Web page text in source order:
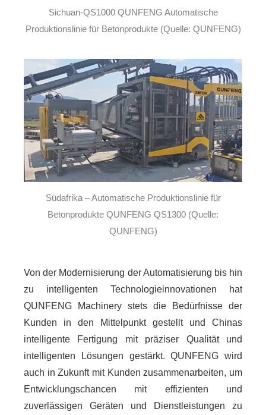
Sichuan-QS1000 QUNFENG Automatische
Produktionslinie für Betonprodukte (Quelle: QUNFENG)
Südafrika – Automatische Produktionslinie für
Betonprodukte QUNFENG QS1300 (Quelle:
QUNFENG)
Von der Modernisierung der Automatisierung bis hin
zu intelligenten Technologieinnovationen hat
QUNFENG Machinery stets die Bedürfnisse der
Kunden in den Mittelpunkt gestellt und Chinas
intelligente Fertigung mit präziser Qualität und
intelligenten Lösungen gestärkt. QUNFENG wird
auch in Zukunft mit Kunden zusammenarbeiten, um
Entwicklungschancen mit effizienten und
zuverlässigen Geräten und Dienstleistungen zu